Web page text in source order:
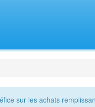
sur les achats